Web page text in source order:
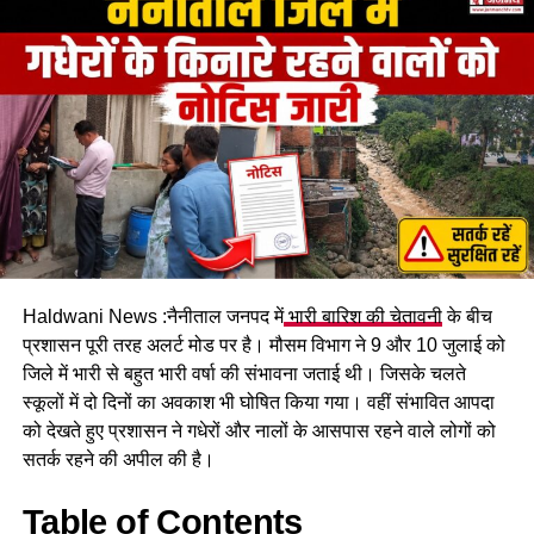
हादसे में कार सवार सात लोग घायल
हादसे में गंभीर रूप से घायल चालक और एक पर्यटक को प्राथमिक उपचार
देने के बाद 108 एंबुलेंस की सहायता से हल्द्वानी स्थित सुशीला तिवारी
अस्पताल रेफर किया गया है, जबकि अन्य घायलों का उपचार जारी है।
Haldwani News :नैनीताल जनपद मेंभारी बारिश की चेतावनीके बीच
प्रशासन पूरी तरह अलर्ट मोड पर है। मौसम विभाग ने 9 और 10 जुलाई को
जिले में भारी से बहुत भारी वर्षा की संभावना जताई थी। जिसके चलते
स्कूलों में दो दिनों का अवकाश भी घोषित किया गया। वहीं संभावित आपदा
को देखते हुए प्रशासन ने गधेरों और नालों के आसपास रहने वाले लोगों को
सतर्क रहने की अपील की है।
Table of Contents